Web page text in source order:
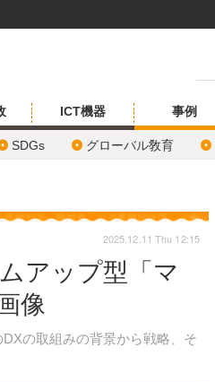
ICT機器 事例
SDGs グローバル敎育
アップ型「マ
像
の取組みの背景から戦略、そ
2025.12.11 Thu 12:15